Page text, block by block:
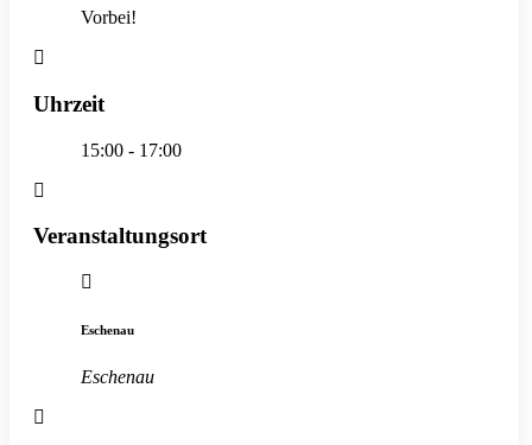
Vorbei!
Uhrzeit
15:00 - 17:00
Veranstaltungsort
Eschenau
Eschenau